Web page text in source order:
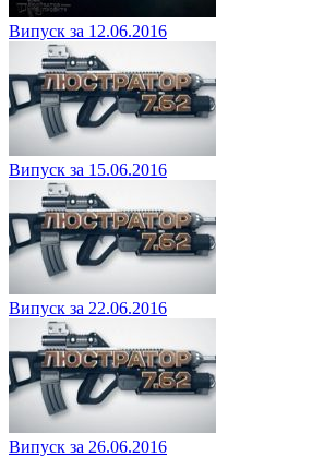
Випуск за 12.06.2016
Випуск за 15.06.2016
Випуск за 22.06.2016
Випуск за 26.06.2016